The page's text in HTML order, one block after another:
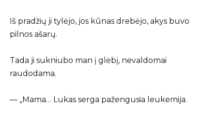
Iš pradžių ji tylėjo, jos kūnas drebėjo, akys buvo
pilnos ašarų.
Tada ji sukniubo man į glėbį, nevaldomai
raudodama.
— „Mama… Lukas serga pažengusia leukemija.